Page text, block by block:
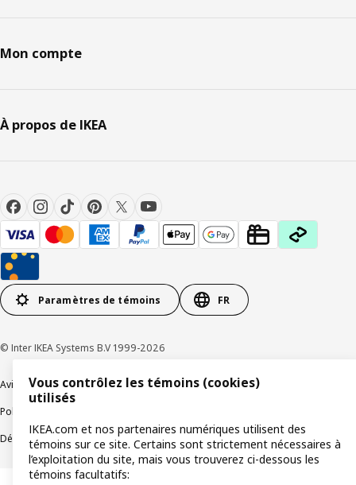
Mon compte
À propos de IKEA
Paramètres de témoins FR
© Inter IKEA Systems B.V 1999-2026
Avis de confidentialitéTémoins de connexion
Politique de divulgation responsable
Déclaration sur le travail forcé et les enfantsAccessibilité
Vous contrôlez les témoins (cookies)
utilisés
IKEA.com et nos partenaires numériques utilisent des
témoins sur ce site. Certains sont strictement nécessaires à
l’exploitation du site, mais vous trouverez ci-dessous les
témoins facultatifs: